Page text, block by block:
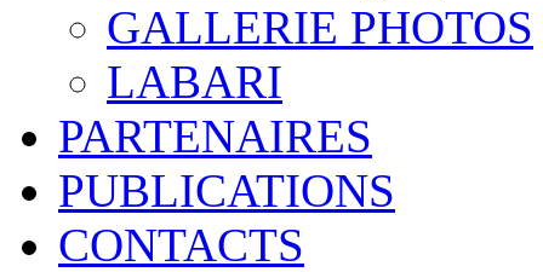
GALLERIE PHOTOS
LABARI
PARTENAIRES
PUBLICATIONS
CONTACTS